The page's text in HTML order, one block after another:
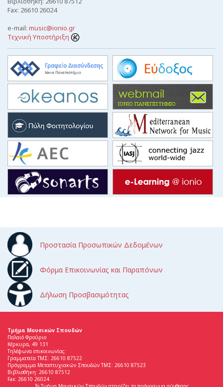
Fax: 26610 26024
e-mail: music@ionio.gr
Τεχνική Υποστήριξη
Προστασία Προσωπικών Δεδομένων
Φόρμα Επικοινωνίας και Παραπόνων
Δήλωση Προσβασιμότητας
Τμήμα Μουσικών Σπουδών
Παλαιό Φρούριο
Κέρκυρα, 49 131
Τηλέφωνα επικοινωνίας:
Γραμματεία ΤΜΣ: 26610 87522
Πρόγραμμα Μεταπτυχιακών Σπουδών ΤΜΣ: 26610 87523
Βιβλιοθήκη: 26610 87512
Fax: 26610 26024